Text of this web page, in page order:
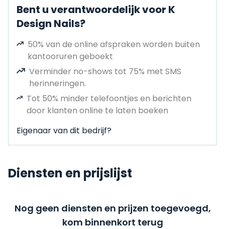
Bent u verantwoordelijk voor K
Design Nails?
50% van de online afspraken worden buiten
kantooruren geboekt
Verminder no-shows tot 75% met SMS
herinneringen.
Tot 50% minder telefoontjes en berichten
door klanten online te laten boeken
Eigenaar van dit bedrijf?
Diensten en prijslijst
Nog geen diensten en prijzen toegevoegd,
kom binnenkort terug